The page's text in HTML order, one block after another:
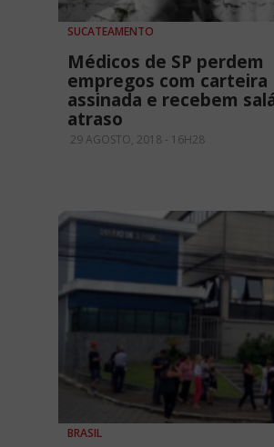
SUCATEAMENTO
Médicos de SP perdem
empregos com carteira
assinada e recebem
atraso
29 AGOSTO, 2018 - 16H28
BRASIL